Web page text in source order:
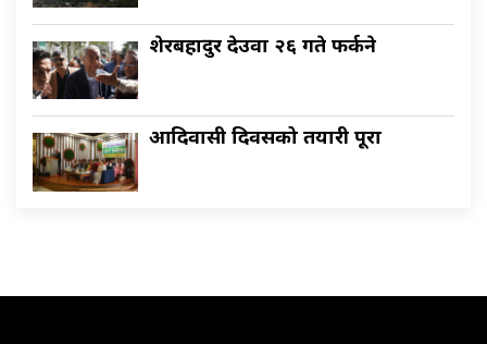
शेरबहादुर देउवा २६ गते फर्कने
आदिवासी दिवसको तयारी पूरा